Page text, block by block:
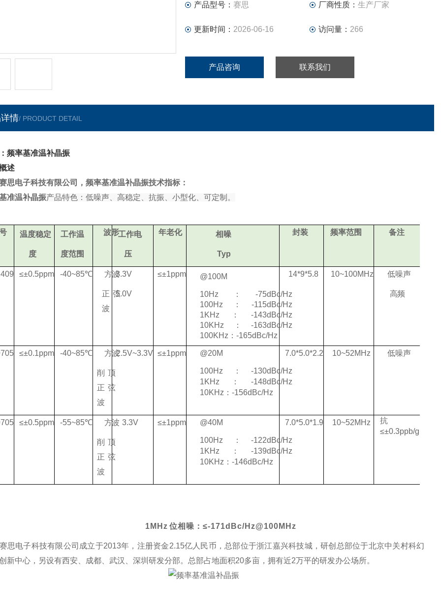
产品型号： 赛思 厂商性质： 生产厂家
更新时间： 2026-06-16 访问量： 266
产品咨询 联系我们
情/ PRODUCT DETAIL
频率基准温补晶振
述
思电子科技有限公司，频率基准温补晶振技术指标：
准温补晶振产品特色：低噪声、高稳定、抗振、小型化、可定制。
温度稳定
度
工作温
度范围
波形工作电
压
年老化 相噪
Typ
封装 频率范围 备注
09 ≤±0.5ppm -40~85℃ 方波
正弦
波
3.3V
5.0V
≤±1ppm @100M
10Hz：-75dBc/Hz
100Hz：-115dBc/Hz
1KHz：-143dBc/Hz
10KHz：-163dBc/Hz
100KHz：-165dBc/Hz
14*9*5.8 10~100MHz 低噪声
高频
05 ≤±0.1ppm -40~85℃ 方波
削顶
正弦
波
2.5V~3.3V ≤±1ppm @20M
100Hz：-130dBc/Hz
1KHz：-148dBc/Hz
10KHz：-156dBc/Hz
7.0*5.0*2.2 10~52MHz 低噪声
05 ≤±0.5ppm -55~85℃ 方波
削顶
正弦
波
3.3V ≤±1ppm @40M
100Hz：-122dBc/Hz
1KHz：-139dBc/Hz
10KHz：-146dBc/Hz
7.0*5.0*1.9 10~52MHz
抗震
≤±0.3ppb/g
1MHz 位相噪：≤-171dBc/Hz@100MHz
思电子科技有限公司成立于2013年，注册资金2.15亿人民币，总部位于浙江嘉兴科技城，研创总部位于北京中关村科幻
新中心，另设有西安、成都、武汉、深圳研发分部。总部占地面积20多亩，拥有近2万平的研发办公场所。